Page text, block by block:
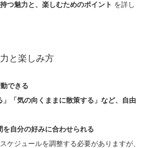
つ魅力と、楽しむためのポイント を詳し
と楽しみ方
できる
」「気の向くままに散策する」など、自由
を自分の好みに合わせられる
ケジュールを調整する必要がありますが、